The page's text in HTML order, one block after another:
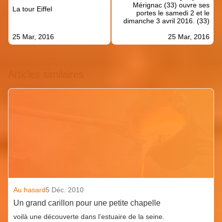
La tour Eiffel
25 Mar, 2016
Mérignac (33) ouvre ses
portes le samedi 2 et le
dimanche 3 avril 2016. (33)
25 Mar, 2016
Au hasard5 Déc. 2010
Un grand carillon pour une petite chapelle
voilà une découverte dans l’estuaire de la seine.